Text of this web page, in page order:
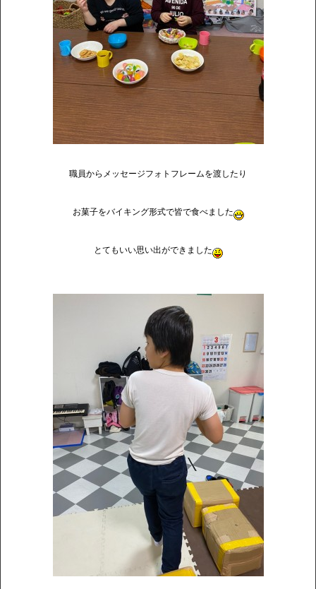
職員からメッセージフォトフレームを渡したり
お菓子をバイキング形式で皆で食べました
とてもいい思い出ができました